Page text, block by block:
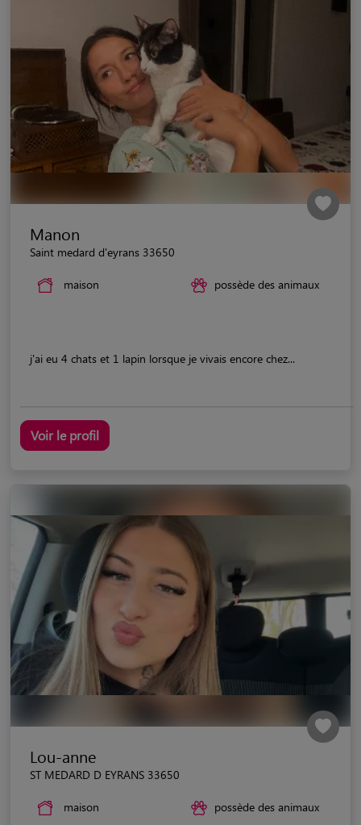
Manon
Saint medard d'eyrans 33650
maison possède des animaux
j'ai eu 4 chats et 1 lapin lorsque je vivais encore chez...
Voir le profil
Lou-anne
ST MEDARD D EYRANS 33650
maison possède des animaux